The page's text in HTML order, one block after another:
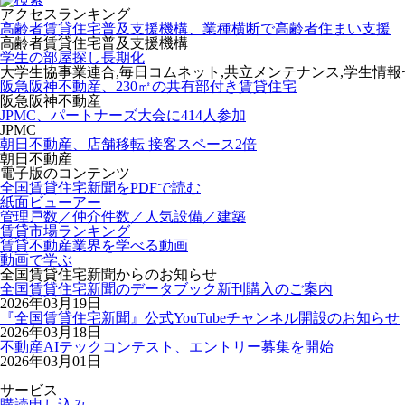
アクセスランキング
高齢者賃貸住宅普及支援機構、業種横断で高齢者住まい支援
高齢者賃貸住宅普及支援機構
学生の部屋探し長期化
大学生協事業連合,毎日コムネット,共立メンテナンス,学生情報
阪急阪神不動産、230㎡の共有部付き賃貸住宅
阪急阪神不動産
JPMC、パートナーズ大会に414人参加
JPMC
朝日不動産、店舗移転 接客スペース2倍
朝日不動産
電子版のコンテンツ
全国賃貸住宅新聞をPDFで読む
紙面ビューアー
管理戸数／仲介件数／人気設備／建築
賃貸市場ランキング
賃貸不動産業界を学べる動画
動画で学ぶ
全国賃貸住宅新聞からのお知らせ
全国賃貸住宅新聞のデータブック新刊購入のご案内
2026年03月19日
『全国賃貸住宅新聞』公式YouTubeチャンネル開設のお知らせ
2026年03月18日
不動産AIテックコンテスト、エントリー募集を開始
2026年03月01日
サービス